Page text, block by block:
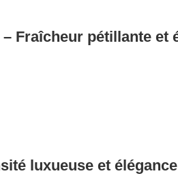
Fraîcheur pétillante et
luxueuse et